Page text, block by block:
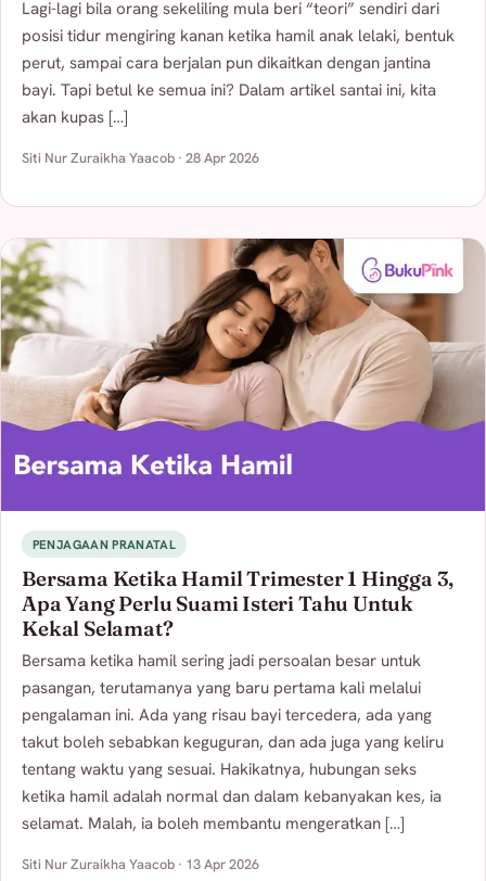
Lagi-lagi bila orang sekeliling mula beri “teori” sendiri dari
posisi tidur mengiring kanan ketika hamil anak lelaki, bentuk
perut, sampai cara berjalan pun dikaitkan dengan jantina
bayi. Tapi betul ke semua ini? Dalam artikel santai ini, kita
akan kupas […]
Siti Nur Zuraikha Yaacob · 28 Apr 2026
PENJAGAAN PRANATAL
Bersama Ketika Hamil Trimester 1 Hingga 3,
Apa Yang Perlu Suami Isteri Tahu Untuk
Kekal Selamat?
Bersama ketika hamil sering jadi persoalan besar untuk
pasangan, terutamanya yang baru pertama kali melalui
pengalaman ini. Ada yang risau bayi tercedera, ada yang
takut boleh sebabkan keguguran, dan ada juga yang keliru
tentang waktu yang sesuai. Hakikatnya, hubungan seks
ketika hamil adalah normal dan dalam kebanyakan kes, ia
selamat. Malah, ia boleh membantu mengeratkan […]
Siti Nur Zuraikha Yaacob · 13 Apr 2026